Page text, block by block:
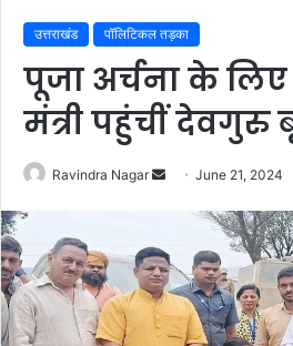
उत्तराखंड पॉलिटिकल तड़का
पूजा अर्चना के लिए
मंत्री पहुंचीं देवगुरु
Ravindra Nagar
Send June 21, 2024